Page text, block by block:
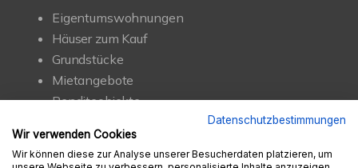
Eigentumswohnungen
Häuser zum Kauf
Grundstücke
Mietangebote
Renditeobjekte
Datenschutzbestimmungen
Wir verwenden Cookies
Wir können diese zur Analyse unserer Besucherdaten platzieren, um